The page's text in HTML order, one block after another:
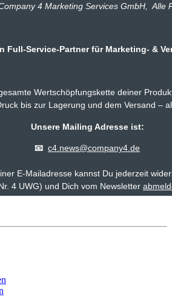
4 Marketing Services GmbH, Alle
Full-Service-Partner für Marketing- &
Wertschöpfungskette deiner
bis zur Lagerung und dem Versand –
Unsere Mailing Adresse ist:
📧 c4.news@company4.de
E-Mailadresse kannst Du jederzeit
4 UWG) und Dich vom Newsletter a